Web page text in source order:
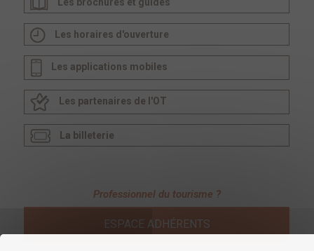
Les horaires d'ouverture
Les applications mobiles
Les partenaires de l'OT
La billeterie
Professionnel du tourisme ?
ESPACE ADHÉRENTS